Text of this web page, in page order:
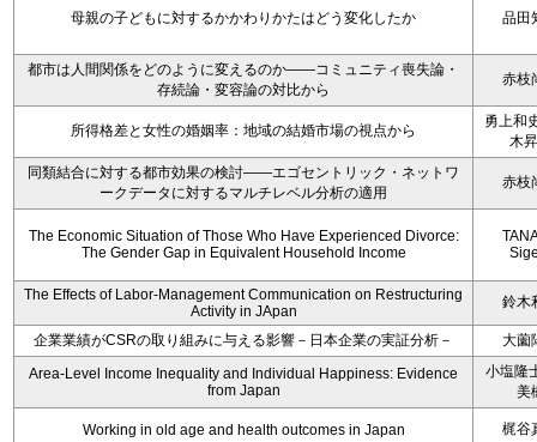
母親の子どもに対するかかわりかたはどう変化したか 品田
都市は人間関係をどのように変えるのか――コミュニティ喪失論・
存続論・変容論の対比から
赤枝
所得格差と女性の婚姻率：地域の結婚市場の視点から
勇上和
木
同類結合に対する都市効果の検討――エゴセントリック・ネットワ
ークデータに対するマルチレベル分析の適用
赤枝
The Economic Situation of Those Who Have Experienced Divorce:
The Gender Gap in Equivalent Household Income
The Effects of Labor-Management Communication on Restructuring
Activity in JApan
鈴木
企業業績がCSRの取り組みに与える影響－日本企業の実証分析－
大薗
Area-Level Income Inequality and Individual Happiness: Evidence
from Japan
小塩隆
美
Working in old age and health outcomes in Japan 梶谷